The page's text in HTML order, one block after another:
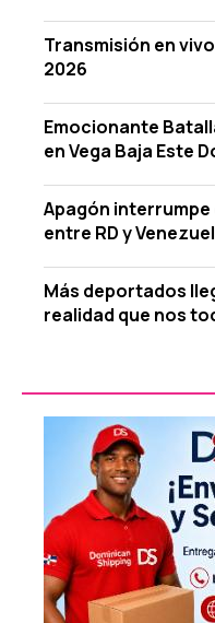
Transmisión en
2026
Emocionante
en Vega Baja Este
Apagón
entre RD y
Más deportados
realidad que nos